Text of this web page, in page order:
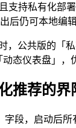
支持私有化部
后仍可本地编
，公共版的「
态仪表盘」，
推荐的界
字段，启动后